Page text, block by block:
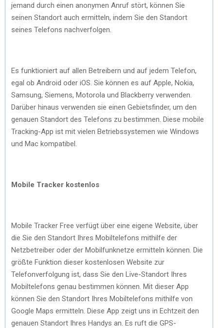
jemand durch einen anonymen Anruf stört, können Sie
seinen Standort auch ermitteln, indem Sie den Standort
seines Telefons nachverfolgen.
Es funktioniert auf allen Betreibern und auf jedem Telefon,
egal ob Android oder iOS. Sie können es auf Apple, Nokia,
Samsung, Siemens, Motorola und Blackberry verwenden.
Darüber hinaus verwenden sie einen Gebietsfinder, um den
genauen Standort des Telefons zu bestimmen. Diese mobile
Tracking-App ist mit vielen Betriebssystemen wie Windows
und Mac kompatibel.
Mobile Tracker kostenlos
Mobile Tracker Free verfügt über eine eigene Website, über
die Sie den Standort Ihres Mobiltelefons mithilfe der
Netzbetreiber oder der Mobilfunknetze ermitteln können. Die
größte Funktion dieser kostenlosen Website zur
Telefonverfolgung ist, dass Sie den Live-Standort Ihres
Mobiltelefons genau bestimmen können. Mit dieser App
können Sie den Standort Ihres Mobiltelefons mithilfe von
Google Maps ermitteln. Diese App zeigt uns in Echtzeit den
genauen Standort Ihres Handys an. Es ruft die GPS-